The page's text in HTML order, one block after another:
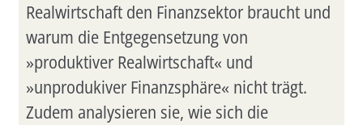
Realwirtschaft den Finanzsektor braucht und
warum die Entgegensetzung von
»produktiver Realwirtschaft« und
»unprodukiver Finanzsphäre« nicht trägt.
Zudem analysieren sie, wie sich die